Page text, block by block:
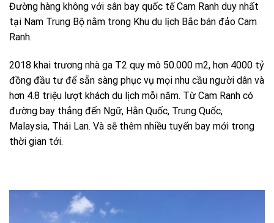
Đường hàng không với sân bay quốc tế Cam Ranh duy nhất
tại Nam Trung Bộ nằm trong Khu du lịch Bắc bán đảo Cam
Ranh.
2018 khai trương nhà ga T2 quy mô 50.000 m2, hơn 4000 tỷ
đồng đầu tư để sẵn sàng phục vụ mọi nhu cầu người dân và
hơn 4.8 triệu lượt khách du lịch mỗi năm. Từ Cam Ranh có
đường bay thẳng đến Ngữ, Hằn Quốc, Trung Quốc,
Malaysia, Thái Lan. Và sẽ thêm nhiều tuyến bay mới trong
thời gian tới.